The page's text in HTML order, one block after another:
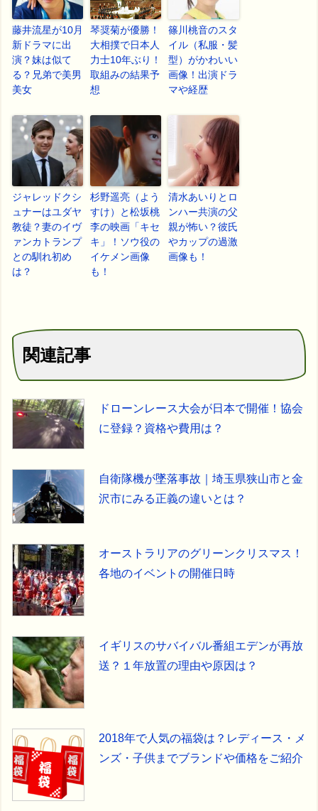
藤井流星が10月
新ドラマに出
演？妹は似て
る？兄弟で美男
美女
琴奨菊が優勝！
大相撲で日本人
力士10年ぶり！
取組みの結果予
想
篠川桃音のスタ
イル（私服・髪
型）がかわいい
画像！出演ドラ
マや経歴
ジャレッドクシ
ュナーはユダヤ
教徒？妻のイヴ
ァンカトランプ
との馴れ初め
は？
杉野遥亮（よう
すけ）と松坂桃
李の映画「キセ
キ」！ソウ役の
イケメン画像
も！
清水あいりとロ
ンハー共演の父
親が怖い？彼氏
やカップの過激
画像も！
関連記事
ドローンレース大会が日本で開催！協会
に登録？資格や費用は？
自衛隊機が墜落事故｜埼玉県狭山市と金
沢市にみる正義の違いとは？
オーストラリアのグリーンクリスマス！
各地のイベントの開催日時
イギリスのサバイバル番組エデンが再放
送？１年放置の理由や原因は？
2018年で人気の福袋は？レディース・メ
ンズ・子供までブランドや価格をご紹介